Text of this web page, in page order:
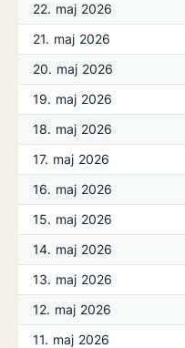
22. maj 2026
21. maj 2026
20. maj 2026
19. maj 2026
18. maj 2026
17. maj 2026
16. maj 2026
15. maj 2026
14. maj 2026
13. maj 2026
12. maj 2026
11. maj 2026